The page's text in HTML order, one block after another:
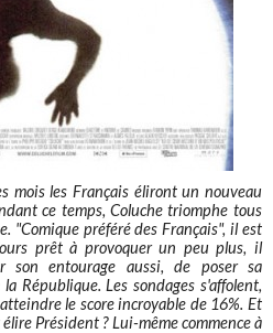
mois les Français éliront un nouveau
ce temps, Coluche triomphe tous
"Comique préféré des Français", il est
prêt à provoquer un peu plus, il
son entourage aussi, de poser sa
République. Les sondages s'affolent,
le score incroyable de 16%. Et
Président ? Lui-même commence à